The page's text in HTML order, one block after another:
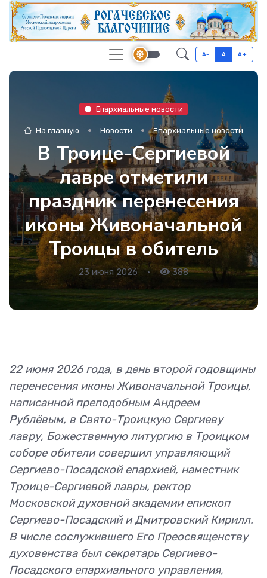
A- A A+
Епархиальные новости
На главную Новости Епархиальные новости
В Троице-Сергиевой
лавре отметили
праздник перенесения
иконы Живоначальной
Троицы в обитель
23 июня 2026 • 388
22 июня 2026 года, в день второй годовщины
перенесения иконы Живоначальной Троицы,
написанной преподобным Андреем
Рублёвым, в Свято-Троицкую Сергиеву
лавру, Божественную литургию в Троицком
соборе обители совершил управляющий
Сергиево-Посадской епархией, наместник
Троице-Сергиевой лавры, ректор
Московской духовной академии епископ
Сергиево-Посадский и Дмитровский Кирилл.
В числе сослужившего Его Преосвященству
духовенства был секретарь Сергиево-
Посадского епархиального управления,